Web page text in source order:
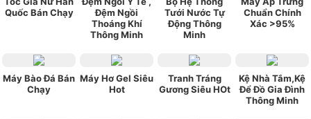
Quốc Bán Chạy
Đệm Ngồi
Thoáng Khí
Thông Minh
Tưới Nước Tự
Động Thông
Minh
Chuẩn Chính
Xác >95%
Máy Bào Đá Bán
Chạy
Máy Hơ Gel Siêu
Hot
Tranh Tráng
Gương Siêu HOt
Kệ Nhà Tắm,Kệ
Để Đồ Gia Đình
Thông Minh